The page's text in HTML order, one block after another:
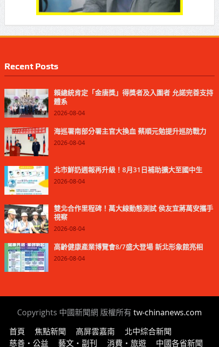
Recent Posts
賴總統肯定「金唐獎」得獎者及入圍者 允諾完善支持
體系
2026-08-04
海巡署南部分署主官大換血 蔡順元勉提升巡防戰力
2026-08-04
北市鮮奶週報再升級！8月31日補助擴大至國中生
2026-08-04
雙北合作里程碑！萬大線動態測試 侯友宜蔣萬安攜手
視察
2026-08-04
高齡健康產業博覽會8/7盛大登場 新北形象館亮相
2026-08-04
Copyrights 中國新聞網 版權所有 tw-chinanews.com
首頁 焦點新聞 高屏雲嘉南
北中綜合新聞
慈善‧公益
藝文‧副刊 消費‧旅遊 中國各省新聞